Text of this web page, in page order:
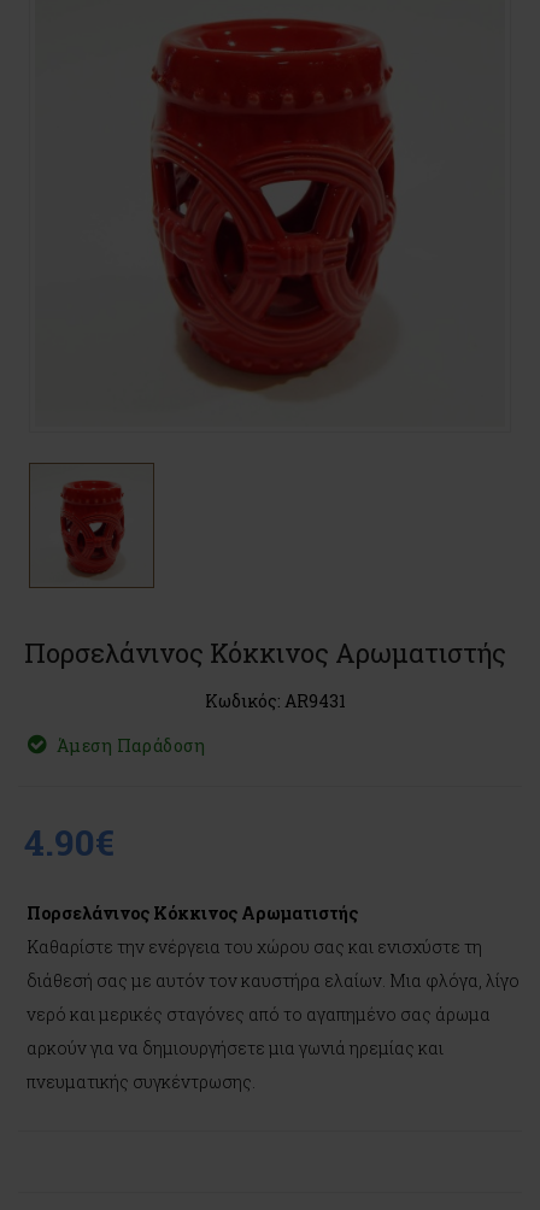
Πορσελάνινος Κόκκινος Αρωματιστής
Κωδικός: AR9431
Άμεση Παράδοση
4.90€
Πορσελάνινος Κόκκινος Αρωματιστής
Καθαρίστε την ενέργεια του χώρου σας και ενισχύστε τη
διάθεσή σας με αυτόν τον καυστήρα ελαίων. Μια φλόγα, λίγο
νερό και μερικές σταγόνες από το αγαπημένο σας άρωμα
αρκούν για να δημιουργήσετε μια γωνιά ηρεμίας και
πνευματικής συγκέντρωσης.